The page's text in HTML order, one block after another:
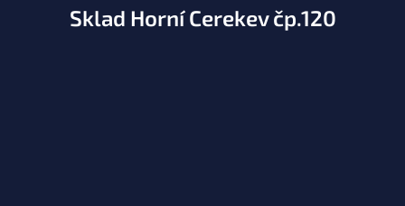
Sklad Horní Cerekev čp.120